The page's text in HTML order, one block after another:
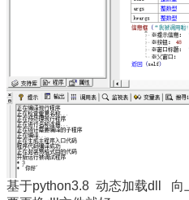
基于python3.8 动态加载dll 向